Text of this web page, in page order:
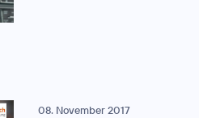
08. November 2017